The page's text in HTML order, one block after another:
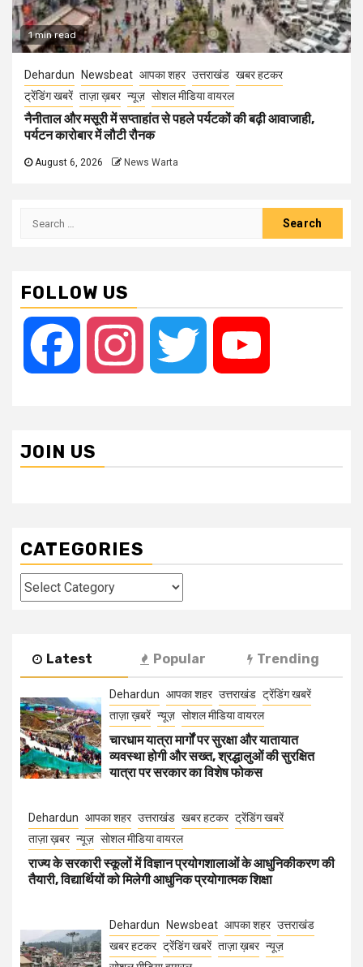
1 min read
Dehardun Newsbeat आपका शहर उत्तराखंड खबर हटकर
ट्रेंडिंग खबरें ताज़ा ख़बर न्यूज़ सोशल मीडिया वायरल
नैनीताल और मसूरी में सप्ताहांत से पहले पर्यटकों की बढ़ी आवाजाही,
पर्यटन कारोबार में लौटी रौनक
August 6, 2026 News Warta
Search
FOLLOW US
Facebook Instagram Twitter
JOIN US
CATEGORIES
Categories
Latest Popular Trending
Dehardun आपका शहर उत्तराखंड ट्रेंडिंग खबरें
ताज़ा ख़बरें न्यूज़ सोशल मीडिया वायरल
चारधाम यात्रा मार्गों पर सुरक्षा और यातायात
व्यवस्था होगी और सख्त, श्रद्धालुओं की सुरक्षित
यात्रा पर सरकार का विशेष फोकस
Dehardun आपका शहर उत्तराखंड खबर हटकर ट्रेंडिंग खबरें
ताज़ा ख़बर न्यूज़ सोशल मीडिया वायरल
राज्य के सरकारी स्कूलों में विज्ञान प्रयोगशालाओं के आधुनिकीकरण की
तैयारी, विद्यार्थियों को मिलेगी आधुनिक प्रयोगात्मक शिक्षा
Dehardun Newsbeat आपका शहर उत्तराखंड
खबर हटकर ट्रेंडिंग खबरें ताज़ा ख़बर न्यूज़